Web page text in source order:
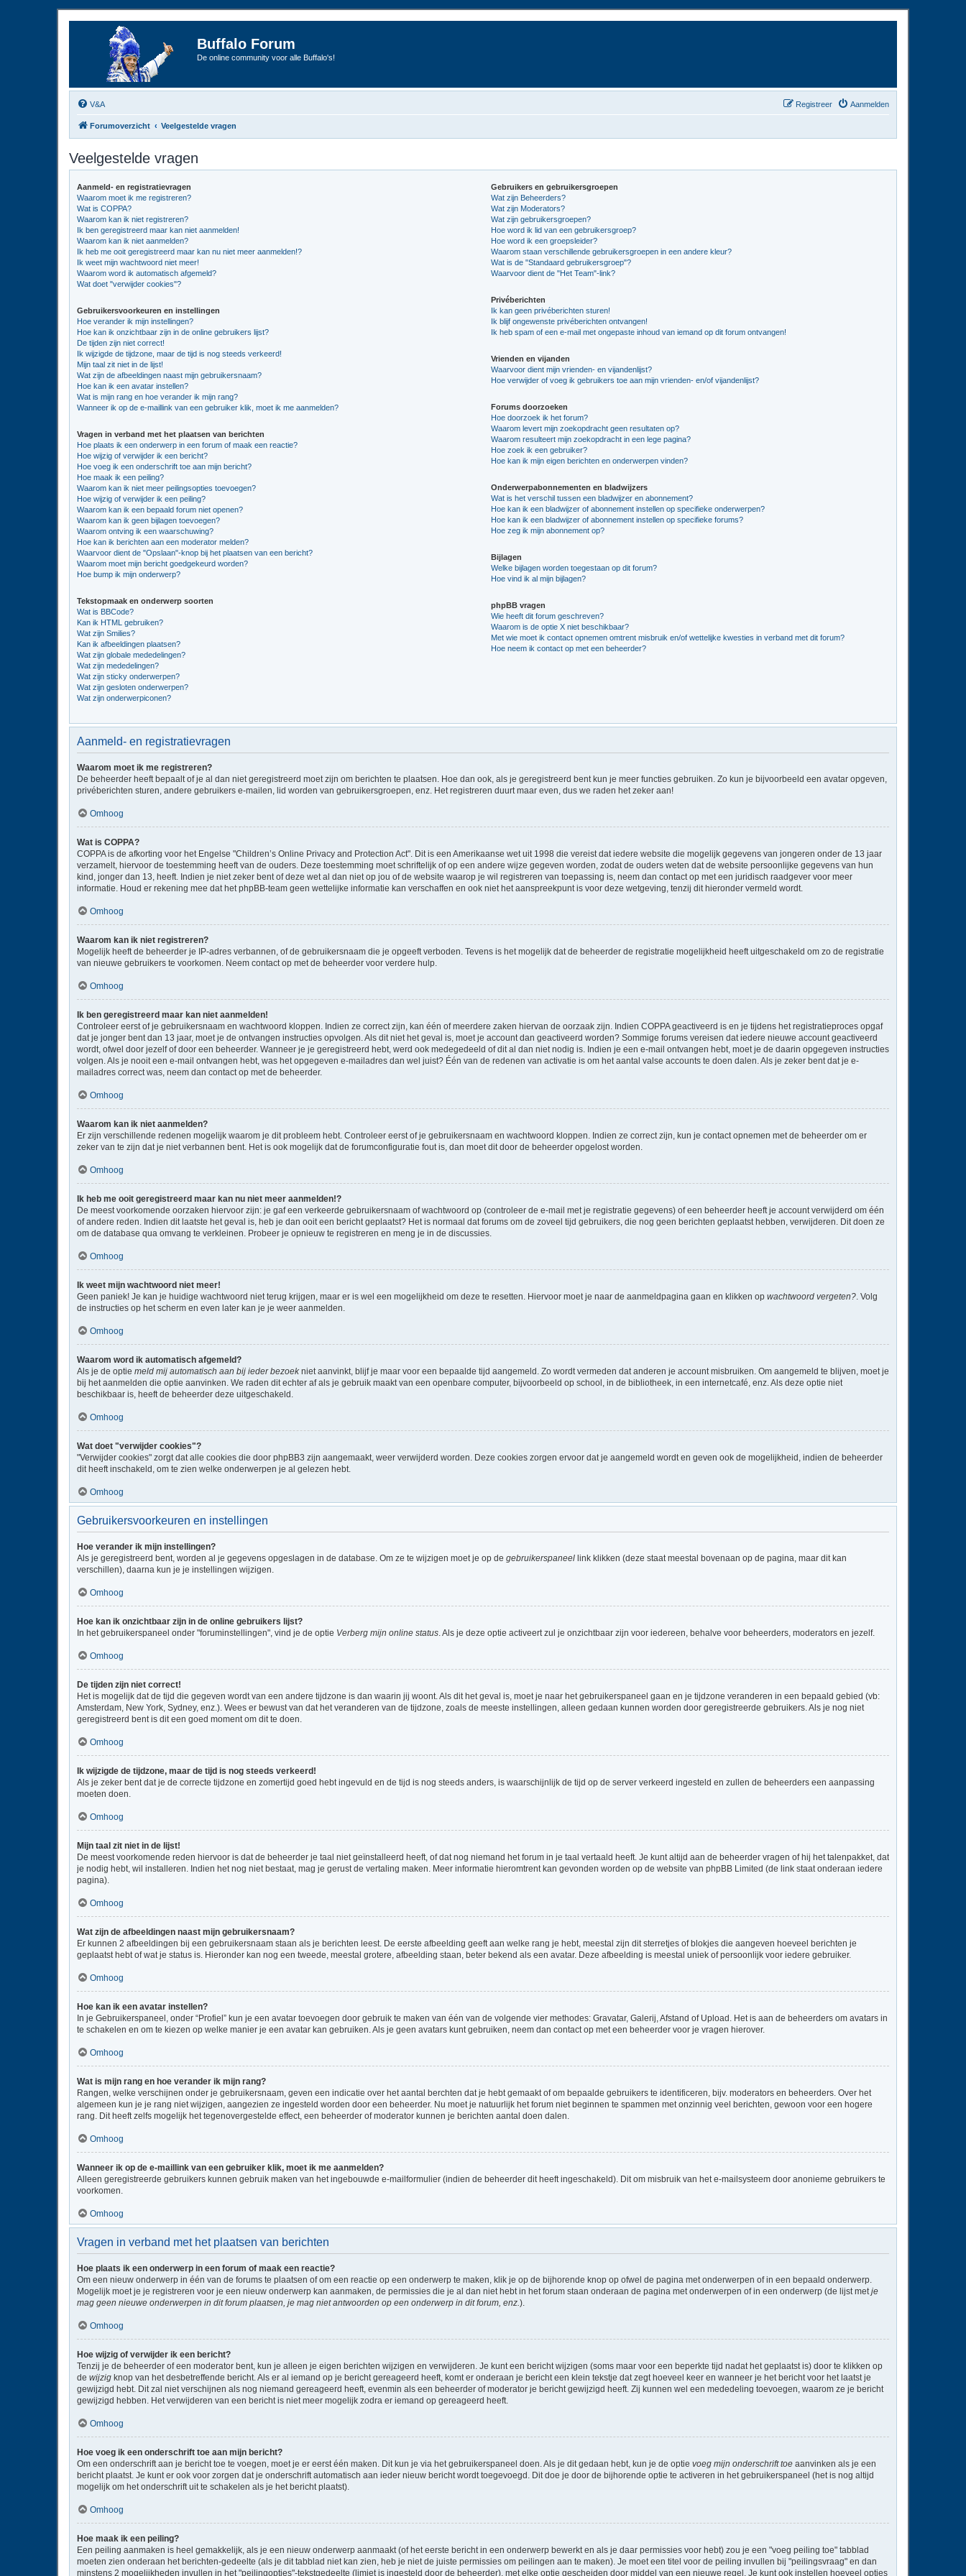
Buffalo Forum
De online community voor alle Buffalo's!
V&A Aanmelden
Registreer
Forumoverzicht Veelgestelde vragen
Veelgestelde vragen
Aanmeld- en registratievragen
Waarom moet ik me registreren?
Wat is COPPA?
Waarom kan ik niet registreren?
Ik ben geregistreerd maar kan niet aanmelden!
Waarom kan ik niet aanmelden?
Ik heb me ooit geregistreerd maar kan nu niet meer aanmelden!?
Ik weet mijn wachtwoord niet meer!
Waarom word ik automatisch afgemeld?
Wat doet "verwijder cookies"?
Gebruikersvoorkeuren en instellingen
Hoe verander ik mijn instellingen?
Hoe kan ik onzichtbaar zijn in de online gebruikers lijst?
De tijden zijn niet correct!
Ik wijzigde de tijdzone, maar de tijd is nog steeds verkeerd!
Mijn taal zit niet in de lijst!
Wat zijn de afbeeldingen naast mijn gebruikersnaam?
Hoe kan ik een avatar instellen?
Wat is mijn rang en hoe verander ik mijn rang?
Wanneer ik op de e-maillink van een gebruiker klik, moet ik me aanmelden?
Vragen in verband met het plaatsen van berichten
Hoe plaats ik een onderwerp in een forum of maak een reactie?
Hoe wijzig of verwijder ik een bericht?
Hoe voeg ik een onderschrift toe aan mijn bericht?
Hoe maak ik een peiling?
Waarom kan ik niet meer peilingsopties toevoegen?
Hoe wijzig of verwijder ik een peiling?
Waarom kan ik een bepaald forum niet openen?
Waarom kan ik geen bijlagen toevoegen?
Waarom ontving ik een waarschuwing?
Hoe kan ik berichten aan een moderator melden?
Waarvoor dient de "Opslaan"-knop bij het plaatsen van een bericht?
Waarom moet mijn bericht goedgekeurd worden?
Hoe bump ik mijn onderwerp?
Tekstopmaak en onderwerp soorten
Wat is BBCode?
Kan ik HTML gebruiken?
Wat zijn Smilies?
Kan ik afbeeldingen plaatsen?
Wat zijn globale mededelingen?
Wat zijn mededelingen?
Wat zijn sticky onderwerpen?
Wat zijn gesloten onderwerpen?
Wat zijn onderwerpiconen?
Gebruikers en gebruikersgroepen
Wat zijn Beheerders?
Wat zijn Moderators?
Wat zijn gebruikersgroepen?
Hoe word ik lid van een gebruikersgroep?
Hoe word ik een groepsleider?
Waarom staan verschillende gebruikersgroepen in een andere kleur?
Wat is de "Standaard gebruikersgroep"?
Waarvoor dient de "Het Team"-link?
Privéberichten
Ik kan geen privéberichten sturen!
Ik blijf ongewenste privéberichten ontvangen!
Ik heb spam of een e-mail met ongepaste inhoud van iemand op dit forum ontvangen!
Vrienden en vijanden
Waarvoor dient mijn vrienden- en vijandenlijst?
Hoe verwijder of voeg ik gebruikers toe aan mijn vrienden- en/of vijandenlijst?
Forums doorzoeken
Hoe doorzoek ik het forum?
Waarom levert mijn zoekopdracht geen resultaten op?
Waarom resulteert mijn zoekopdracht in een lege pagina?
Hoe zoek ik een gebruiker?
Hoe kan ik mijn eigen berichten en onderwerpen vinden?
Onderwerpabonnementen en bladwijzers
Wat is het verschil tussen een bladwijzer en abonnement?
Hoe kan ik een bladwijzer of abonnement instellen op specifieke onderwerpen?
Hoe kan ik een bladwijzer of abonnement instellen op specifieke forums?
Hoe zeg ik mijn abonnement op?
Bijlagen
Welke bijlagen worden toegestaan op dit forum?
Hoe vind ik al mijn bijlagen?
phpBB vragen
Wie heeft dit forum geschreven?
Waarom is de optie X niet beschikbaar?
Met wie moet ik contact opnemen omtrent misbruik en/of wettelijke kwesties in verband met dit forum?
Hoe neem ik contact op met een beheerder?
Aanmeld- en registratievragen
Waarom moet ik me registreren?
De beheerder heeft bepaalt of je al dan niet geregistreerd moet zijn om berichten te plaatsen. Hoe dan ook, als je geregistreerd bent kun je meer functies gebruiken. Zo kun je bijvoorbeeld een avatar opgeven,
privéberichten sturen, andere gebruikers e-mailen, lid worden van gebruikersgroepen, enz. Het registreren duurt maar even, dus we raden het zeker aan!
Omhoog
Wat is COPPA?
COPPA is de afkorting voor het Engelse "Children’s Online Privacy and Protection Act". Dit is een Amerikaanse wet uit 1998 die vereist dat iedere website die mogelijk gegevens van jongeren onder de 13 jaar
verzamelt, hiervoor de toestemming heeft van de ouders. Deze toestemming moet schriftelijk of op een andere wijze gegeven worden, zodat de ouders weten dat de website persoonlijke gegevens van hun
kind, jonger dan 13, heeft. Indien je niet zeker bent of deze wet al dan niet op jou of de website waarop je wil registreren van toepassing is, neem dan contact op met een juridisch raadgever voor meer
informatie. Houd er rekening mee dat het phpBB-team geen wettelijke informatie kan verschaffen en ook niet het aanspreekpunt is voor deze wetgeving, tenzij dit hieronder vermeld wordt.
Omhoog
Waarom kan ik niet registreren?
Mogelijk heeft de beheerder je IP-adres verbannen, of de gebruikersnaam die je opgeeft verboden. Tevens is het mogelijk dat de beheerder de registratie mogelijkheid heeft uitgeschakeld om zo de registratie
van nieuwe gebruikers te voorkomen. Neem contact op met de beheerder voor verdere hulp.
Omhoog
Ik ben geregistreerd maar kan niet aanmelden!
Controleer eerst of je gebruikersnaam en wachtwoord kloppen. Indien ze correct zijn, kan één of meerdere zaken hiervan de oorzaak zijn. Indien COPPA geactiveerd is en je tijdens het registratieproces opgaf
dat je jonger bent dan 13 jaar, moet je de ontvangen instructies opvolgen. Als dit niet het geval is, moet je account dan geactiveerd worden? Sommige forums vereisen dat iedere nieuwe account geactiveerd
wordt, ofwel door jezelf of door een beheerder. Wanneer je je geregistreerd hebt, werd ook medegedeeld of dit al dan niet nodig is. Indien je een e-mail ontvangen hebt, moet je de daarin opgegeven instructies
volgen. Als je nooit een e-mail ontvangen hebt, was het opgegeven e-mailadres dan wel juist? Één van de redenen van activatie is om het aantal valse accounts te doen dalen. Als je zeker bent dat je e-
mailadres correct was, neem dan contact op met de beheerder.
Omhoog
Waarom kan ik niet aanmelden?
Er zijn verschillende redenen mogelijk waarom je dit probleem hebt. Controleer eerst of je gebruikersnaam en wachtwoord kloppen. Indien ze correct zijn, kun je contact opnemen met de beheerder om er
zeker van te zijn dat je niet verbannen bent. Het is ook mogelijk dat de forumconfiguratie fout is, dan moet dit door de beheerder opgelost worden.
Omhoog
Ik heb me ooit geregistreerd maar kan nu niet meer aanmelden!?
De meest voorkomende oorzaken hiervoor zijn: je gaf een verkeerde gebruikersnaam of wachtwoord op (controleer de e-mail met je registratie gegevens) of een beheerder heeft je account verwijderd om één
of andere reden. Indien dit laatste het geval is, heb je dan ooit een bericht geplaatst? Het is normaal dat forums om de zoveel tijd gebruikers, die nog geen berichten geplaatst hebben, verwijderen. Dit doen ze
om de database qua omvang te verkleinen. Probeer je opnieuw te registreren en meng je in de discussies.
Omhoog
Ik weet mijn wachtwoord niet meer!
Geen paniek! Je kan je huidige wachtwoord niet terug krijgen, maar er is wel een mogelijkheid om deze te resetten. Hiervoor moet je naar de aanmeldpagina gaan en klikken op wachtwoord vergeten?. Volg
de instructies op het scherm en even later kan je je weer aanmelden.
Omhoog
Waarom word ik automatisch afgemeld?
Als je de optie meld mij automatisch aan bij ieder bezoekniet aanvinkt, blijf je maar voor een bepaalde tijd aangemeld. Zo wordt vermeden dat anderen je account misbruiken. Om aangemeld te blijven, moet je
bij het aanmelden die optie aanvinken. We raden dit echter af als je gebruik maakt van een openbare computer, bijvoorbeeld op school, in de bibliotheek, in een internetcafé, enz. Als deze optie niet
beschikbaar is, heeft de beheerder deze uitgeschakeld.
Omhoog
Wat doet "verwijder cookies"?
"Verwijder cookies" zorgt dat alle cookies die door phpBB3 zijn aangemaakt, weer verwijderd worden. Deze cookies zorgen ervoor dat je aangemeld wordt en geven ook de mogelijkheid, indien de beheerder
dit heeft inschakeld, om te zien welke onderwerpen je al gelezen hebt.
Omhoog
Gebruikersvoorkeuren en instellingen
Hoe verander ik mijn instellingen?
Als je geregistreerd bent, worden al je gegevens opgeslagen in de database. Om ze te wijzigen moet je op de gebruikerspaneel link klikken (deze staat meestal bovenaan op de pagina, maar dit kan
verschillen), daarna kun je je instellingen wijzigen.
Omhoog
Hoe kan ik onzichtbaar zijn in de online gebruikers lijst?
In het gebruikerspaneel onder "foruminstellingen", vind je de optie Verberg mijn online status. Als je deze optie activeert zul je onzichtbaar zijn voor iedereen, behalve voor beheerders, moderators en jezelf.
Omhoog
De tijden zijn niet correct!
Het is mogelijk dat de tijd die gegeven wordt van een andere tijdzone is dan waarin jij woont. Als dit het geval is, moet je naar het gebruikerspaneel gaan en je tijdzone veranderen in een bepaald gebied (vb:
Amsterdam, New York, Sydney, enz.). Wees er bewust van dat het veranderen van de tijdzone, zoals de meeste instellingen, alleen gedaan kunnen worden door geregistreerde gebruikers. Als je nog niet
geregistreerd bent is dit een goed moment om dit te doen.
Omhoog
Ik wijzigde de tijdzone, maar de tijd is nog steeds verkeerd!
Als je zeker bent dat je de correcte tijdzone en zomertijd goed hebt ingevuld en de tijd is nog steeds anders, is waarschijnlijk de tijd op de server verkeerd ingesteld en zullen de beheerders een aanpassing
moeten doen.
Omhoog
Mijn taal zit niet in de lijst!
De meest voorkomende reden hiervoor is dat de beheerder je taal niet geïnstalleerd heeft, of dat nog niemand het forum in je taal vertaald heeft. Je kunt altijd aan de beheerder vragen of hij het talenpakket, dat
je nodig hebt, wil installeren. Indien het nog niet bestaat, mag je gerust de vertaling maken. Meer informatie hieromtrent kan gevonden worden op de website van phpBB Limited (de link staat onderaan iedere
pagina).
Omhoog
Wat zijn de afbeeldingen naast mijn gebruikersnaam?
Er kunnen 2 afbeeldingen bij een gebruikersnaam staan als je berichten leest. De eerste afbeelding geeft aan welke rang je hebt, meestal zijn dit sterretjes of blokjes die aangeven hoeveel berichten je
geplaatst hebt of wat je status is. Hieronder kan nog een tweede, meestal grotere, afbeelding staan, beter bekend als een avatar. Deze afbeelding is meestal uniek of persoonlijk voor iedere gebruiker.
Omhoog
Hoe kan ik een avatar instellen?
In je Gebruikerspaneel, onder “Profiel” kun je een avatar toevoegen door gebruik te maken van één van de volgende vier methodes: Gravatar, Galerij, Afstand of Upload. Het is aan de beheerders om avatars in
te schakelen en om te kiezen op welke manier je een avatar kan gebruiken. Als je geen avatars kunt gebruiken, neem dan contact op met een beheerder voor je vragen hierover.
Omhoog
Wat is mijn rang en hoe verander ik mijn rang?
Rangen, welke verschijnen onder je gebruikersnaam, geven een indicatie over het aantal berchten dat je hebt gemaakt of om bepaalde gebruikers te identificeren, bijv. moderators en beheerders. Over het
algemeen kun je je rang niet wijzigen, aangezien ze ingesteld worden door een beheerder. Nu moet je natuurlijk het forum niet beginnen te spammen met onzinnig veel berichten, gewoon voor een hogere
rang. Dit heeft zelfs mogelijk het tegenovergestelde effect, een beheerder of moderator kunnen je berichten aantal doen dalen.
Omhoog
Wanneer ik op de e-maillink van een gebruiker klik, moet ik me aanmelden?
Alleen geregistreerde gebruikers kunnen gebruik maken van het ingebouwde e-mailformulier (indien de beheerder dit heeft ingeschakeld). Dit om misbruik van het e-mailsysteem door anonieme gebruikers te
voorkomen.
Omhoog
Vragen in verband met het plaatsen van berichten
Hoe plaats ik een onderwerp in een forum of maak een reactie?
Om een nieuw onderwerp in één van de forums te plaatsen of om een reactie op een onderwerp te maken, klik je op de bijhorende knop op ofwel de pagina met onderwerpen of in een bepaald onderwerp.
Mogelijk moet je je registreren voor je een nieuw onderwerp kan aanmaken, de permissies die je al dan niet hebt in het forum staan onderaan de pagina met onderwerpen of in een onderwerp (de lijst metje
mag geen nieuwe onderwerpen in dit forum plaatsen, je mag niet antwoorden op een onderwerp in dit forum, enz.).
Omhoog
Hoe wijzig of verwijder ik een bericht?
Tenzij je de beheerder of een moderator bent, kun je alleen je eigen berichten wijzigen en verwijderen. Je kunt een bericht wijzigen (soms maar voor een beperkte tijd nadat het geplaatst is) door te klikken op
de wijzig knop van het desbetreffende bericht. Als er al iemand op je bericht gereageerd heeft, komt er onderaan je bericht een klein tekstje dat zegt hoeveel keer en wanneer je het bericht voor het laatst je
gewijzigd hebt. Dit zal niet verschijnen als nog niemand gereageerd heeft, evenmin als een beheerder of moderator je bericht gewijzigd heeft. Zij kunnen wel een mededeling toevoegen, waarom ze je bericht
gewijzigd hebben. Het verwijderen van een bericht is niet meer mogelijk zodra er iemand op gereageerd heeft.
Omhoog
Hoe voeg ik een onderschrift toe aan mijn bericht?
Om een onderschrift aan je bericht toe te voegen, moet je er eerst één maken. Dit kun je via het gebruikerspaneel doen. Als je dit gedaan hebt, kun je de optie voeg mijn onderschrift toe aanvinken als je een
bericht plaatst. Je kunt er ook voor zorgen dat je onderschrift automatisch aan ieder nieuw bericht wordt toegevoegd. Dit doe je door de bijhorende optie te activeren in het gebruikerspaneel (het is nog altijd
mogelijk om het onderschrift uit te schakelen als je het bericht plaatst).
Omhoog
Hoe maak ik een peiling?
Een peiling aanmaken is heel gemakkelijk, als je een nieuw onderwerp aanmaakt (of het eerste bericht in een onderwerp bewerkt en als je daar permissies voor hebt) zou je een "voeg peiling toe" tabblad
moeten zien onderaan het berichten-gedeelte (als je dit tabblad niet kan zien, heb je niet de juiste permissies om peilingen aan te maken). Je moet een titel voor de peiling invullen bij "peilingsvraag" en dan
minstens 2 mogelijkheden invullen in het "peilingopties"-tekstgedeelte (limiet is ingesteld door de beheerder), met elke optie gescheiden door middel van een nieuwe regel. Je kunt ook instellen hoeveel opties